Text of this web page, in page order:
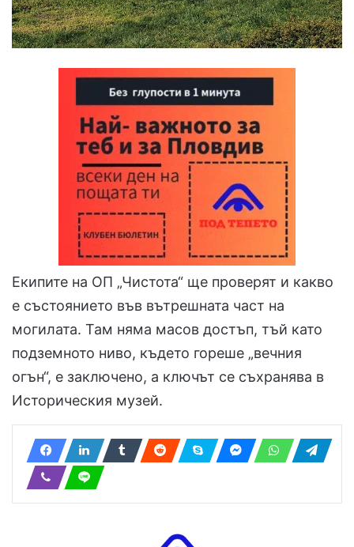
Екипите на ОП „Чистота“ ще проверят и какво
е състоянието във вътрешната част на
могилата. Там няма масов достъп, тъй като
подземното ниво, където гореше „вечния
огън“, е заключено, а ключът се съхранява в
Историческия музей.